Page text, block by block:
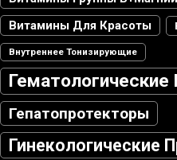
Витамины Для Красоты
Внутреннее Тонизирующие
Гепатопротекторы
Гинекологические